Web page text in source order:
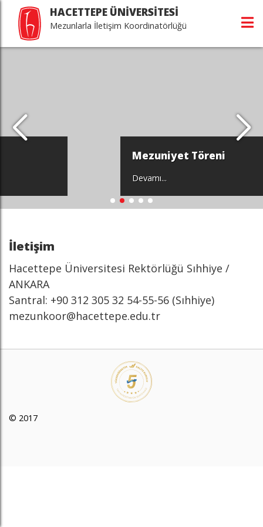
HACETTEPE ÜNİVERSİTESİ
Mezunlarla İletişim Koordinatörlüğü
Mezuniyet Töreni
İletişim
Hacettepe Üniversitesi Rektörlüğü Sıhhiye /
ANKARA
Santral: +90 312 305 32 54-55-56 (Sıhhiye)
mezunkoor@hacettepe.edu.tr
© 2017